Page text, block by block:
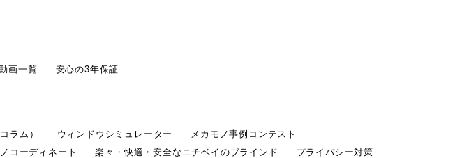
画一覧 安心の3年保証
ラム） ウィンドウシミュレーター
メカモノ事例コンテスト
コーディネート 楽々・快適・安全なニチベイのブラインド
プライバシー対策